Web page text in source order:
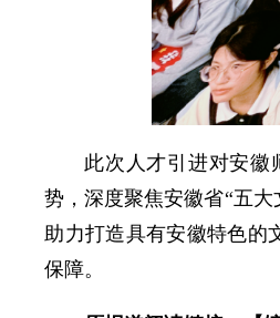
此次人才引进对安徽
势，深度聚焦安徽省“五
助力打造具有安徽特色的
保障。